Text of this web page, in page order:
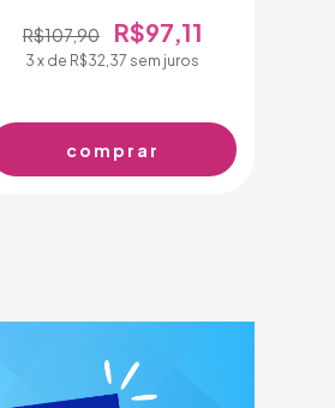
R$107,90 R$97,11
3 x de R$32,37 sem juros